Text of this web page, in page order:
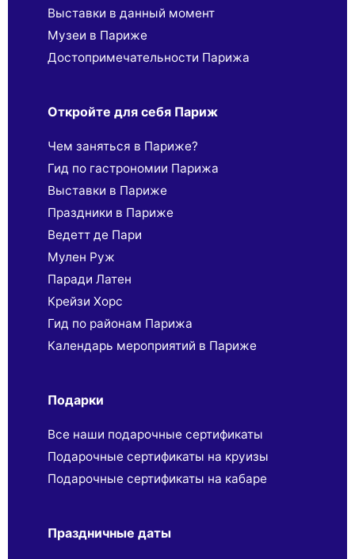
Выставки в данный момент
Музеи в Париже
Достопримечательности Парижа
Откройте для себя Париж
Чем заняться в Париже?
Гид по гастрономии Парижа
Выставки в Париже
Праздники в Париже
Ведетт де Пари
Мулен Руж
Паради Латен
Крейзи Хорс
Гид по районам Парижа
Календарь мероприятий в Париже
Подарки
Все наши подарочные сертификаты
Подарочные сертификаты на круизы
Подарочные сертификаты на кабаре
Праздничные даты